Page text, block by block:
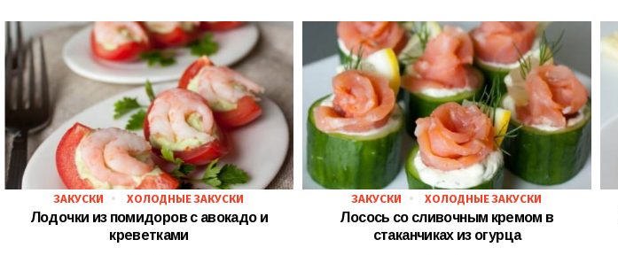
ЗАКУСКИ ХОЛОДНЫЕ ЗАКУСКИ
Лодочки из помидоров с авокадо и
креветками
ЗАКУСКИ ХОЛОДНЫЕ ЗАКУСКИ
Лосось со сливочным кремом в
стаканчиках из огурца